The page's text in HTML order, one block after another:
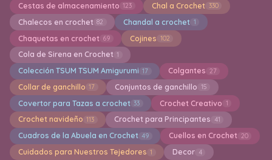
Cestas de almacenamiento 123 Chal a Crochet 330
Chalecos en crochet 82 Chandal a crochet 1
Chaquetas en crochet 69 Cojines 102
Cola de Sirena en Crochet 1
Colección TSUM TSUM Amigurumi 17 Colgantes 27
Collar de ganchillo 17 Conjuntos de ganchillo 15
Covertor para Tazas a crochet 33 Crochet Creativo 1
Crochet navideño 113 Crochet para Principantes 41
Cuadros de la Abuela en Crochet 49 Cuellos en Crochet 20
Cuidados para Nuestros Tejedores 1 Decor 4